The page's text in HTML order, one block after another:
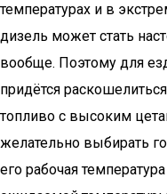
температурах и в
дизель может стать
вообще. Поэтому для
придётся
топливо с высоким
желательно выбирать
его рабочая